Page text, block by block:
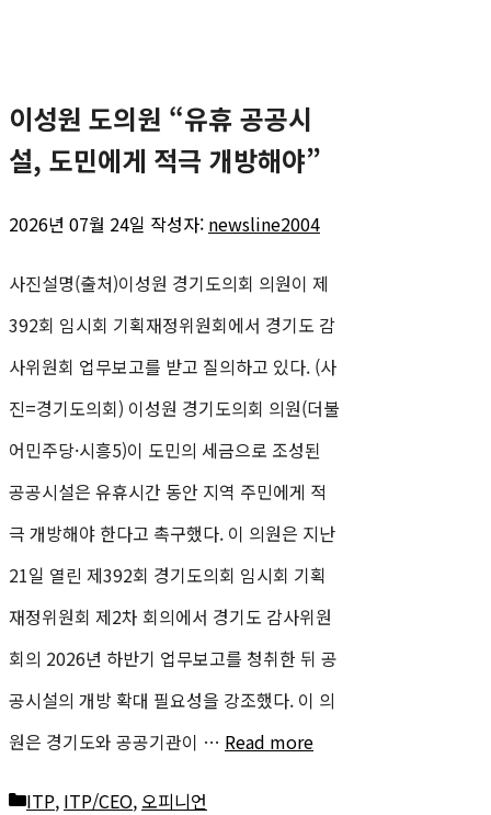
이성원 도의원 “유휴 공공시
설, 도민에게 적극 개방해야”
2026년 07월 24일 작성자: newsline2004
사진설명(출처)이성원 경기도의회 의원이 제
392회 임시회 기획재정위원회에서 경기도 감
사위원회 업무보고를 받고 질의하고 있다. (사
진=경기도의회) 이성원 경기도의회 의원(더불
어민주당·시흥5)이 도민의 세금으로 조성된
공공시설은 유휴시간 동안 지역 주민에게 적
극 개방해야 한다고 촉구했다. 이 의원은 지난
21일 열린 제392회 경기도의회 임시회 기획
재정위원회 제2차 회의에서 경기도 감사위원
회의 2026년 하반기 업무보고를 청취한 뒤 공
공시설의 개방 확대 필요성을 강조했다. 이 의
원은 경기도와 공공기관이 … Read more
카
ITP, ITP/CEO, 오피니언